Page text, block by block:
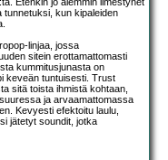
tunnetuksi, kun kipaleiden
linjaa, jossa
sitein erottamattomasti
kummitusjunasta on
keveän tuntuisesti. Trust
sitä toista ihmistä kohtaan,
ja arvaamattomassa
Kevyesti efektoitu laulu,
jätetyt soundit, jotka